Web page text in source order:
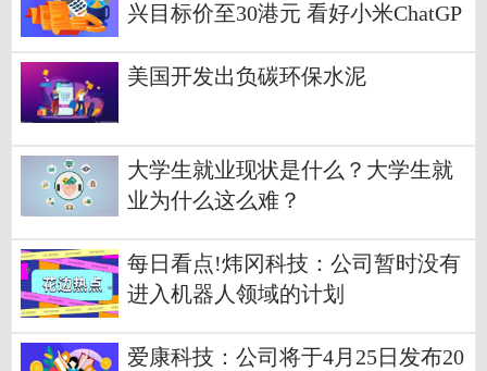
兴目标价至30港元 看好小米ChatGP
美国开发出负碳环保水泥
大学生就业现状是什么？大学生就
业为什么这么难？
每日看点!炜冈科技：公司暂时没有
进入机器人领域的计划
爱康科技：公司将于4月25日发布20